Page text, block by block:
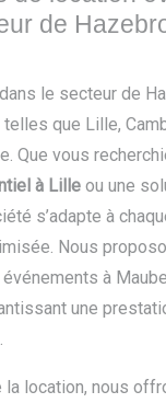
de
le secteur de
que Lille,
Que vous
à Lille ou une
s’adapte à
Nous
à
une
la location, nous